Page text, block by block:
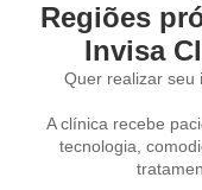
Regiões
Invisa
Quer realizar seu
A clínica recebe
tecnologia,